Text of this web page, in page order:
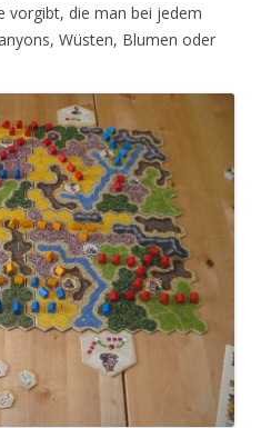
vorgibt, die man bei jedem
Wüsten, Blumen oder